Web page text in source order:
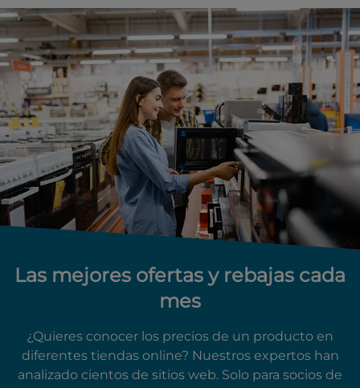
Las mejores ofertas y rebajas cada
mes
¿Quieres conocer los precios de un producto en
diferentes tiendas online? Nuestros expertos han
analizado cientos de sitios web. Solo para socios de